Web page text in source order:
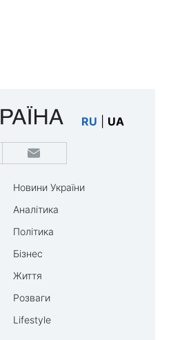
RU UA
Новини України
Аналітика
Політика
Бізнес
Життя
Розваги
Lifestyle